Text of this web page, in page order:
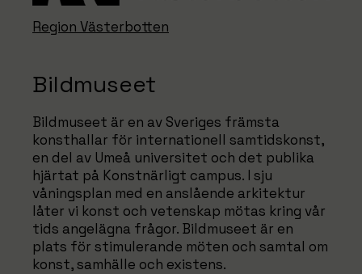
Region Västerbotten
Bildmuseet
Bildmuseet är en av Sveriges främsta
konsthallar för internationell samtidskonst,
en del av Umeå universitet och det publika
hjärtat på Konstnärligt campus. I sju
våningsplan med en anslående arkitektur
låter vi konst och vetenskap mötas kring vår
tids angelägna frågor. Bildmuseet är en
plats för stimulerande möten och samtal om
konst, samhälle och existens.